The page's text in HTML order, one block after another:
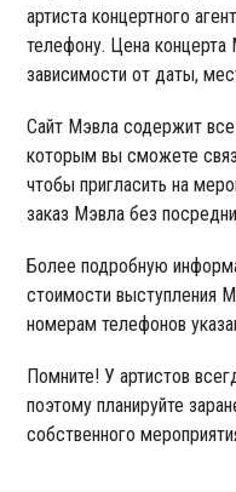
артиста концертного
телефону. Цена
зависимости от даты,
Сайт Мэвла содержит
которым вы сможете
чтобы пригласить на
заказ Мэвла без
Более подробную
стоимости выступления
номерам телефонов
Помните! У артистов
поэтому планируйте
собственного